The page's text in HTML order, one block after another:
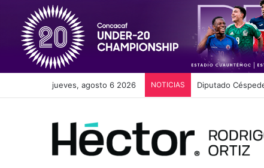
jueves, agosto 6 2026 NOTICIAS Diputado